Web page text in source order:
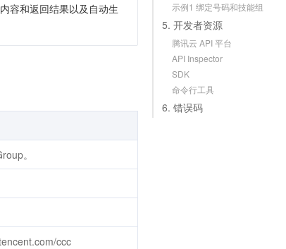
示例1 绑定号码和技能组
5. 开发者资源
腾讯云 API 平台
API Inspector
SDK
命令行工具
6. 错误码
容和返回结果以及自动生
。
ccc